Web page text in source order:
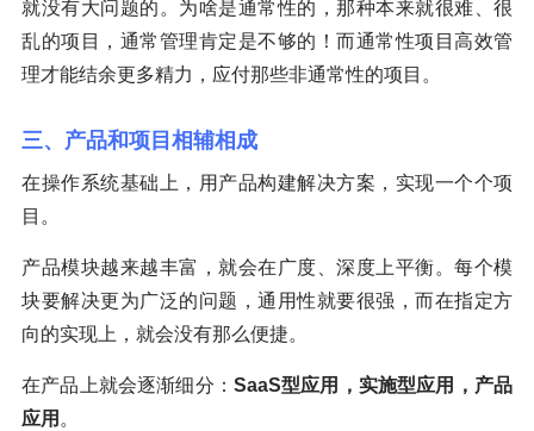
就没有大问题的。为啥是通常性的，那种本来就很难、很
乱的项目，通常管理肯定是不够的！而通常性项目高效管
理才能结余更多精力，应付那些非通常性的项目。
三、产品和项目相辅相成
在操作系统基础上，用产品构建解决方案，实现一个个项
目。
产品模块越来越丰富，就会在广度、深度上平衡。每个模
块要解决更为广泛的问题，通用性就要很强，而在指定方
向的实现上，就会没有那么便捷。
在产品上就会逐渐细分： SaaS型应用，实施型应用，产品
应用 。